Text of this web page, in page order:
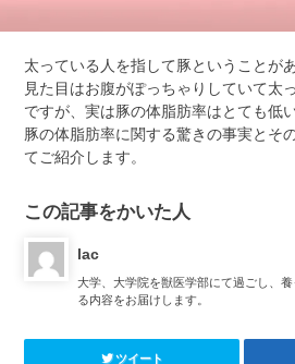
太っている人を指して豚ということが
見た目はお腹がぽっちゃりしていて太
ですが、実は豚の体脂肪率はとても低
豚の体脂肪率に関する驚きの事実とそ
てご紹介します。
この記事をかいた人
lac
大学、大学院を獣医学部にて過ごし、
る内容をお届けします。
ツイート